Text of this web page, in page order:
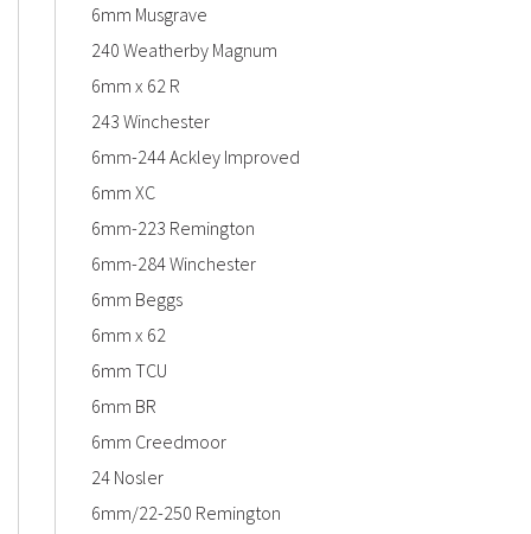
6mm Musgrave
240 Weatherby Magnum
6mm x 62 R
243 Winchester
6mm-244 Ackley Improved
6mm XC
6mm-223 Remington
6mm-284 Winchester
6mm Beggs
6mm x 62
6mm TCU
6mm BR
6mm Creedmoor
24 Nosler
6mm/22-250 Remington